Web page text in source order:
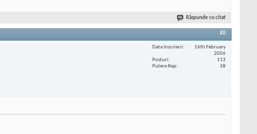
Răspunde cu citat
#8
Data înscrierii
16th February
2006
Posturi
113
Putere Rep
38